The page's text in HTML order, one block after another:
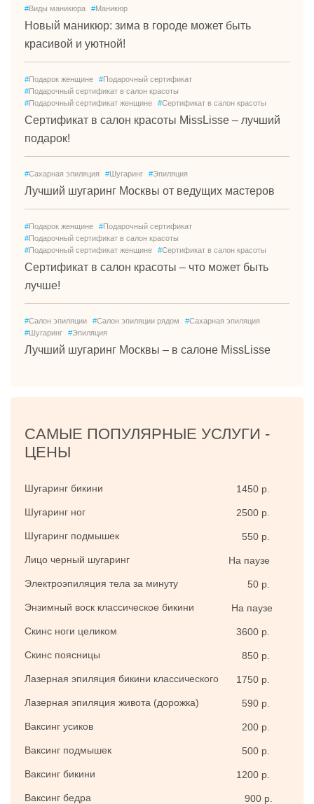
#Виды маникюра #Маникюр
Новый маникюр: зима в городе может быть
красивой и уютной!
#Подарок женщине #Подарочный сертификат
#Подарочный сертификат в салон красоты
#Подарочный сертификат женщине #Сертификат в салон красоты
Сертификат в салон красоты MissLisse – лучший
подарок!
#Сахарная эпиляция #Шугаринг #Эпиляция
Лучший шугаринг Москвы от ведущих мастеров
#Подарок женщине #Подарочный сертификат
#Подарочный сертификат в салон красоты
#Подарочный сертификат женщине #Сертификат в салон красоты
Сертификат в салон красоты – что может быть
лучше!
#Салон эпиляции #Салон эпиляции рядом #Сахарная эпиляция
#Шугаринг #Эпиляция
Лучший шугаринг Москвы – в салоне MissLisse
САМЫЕ ПОПУЛЯРНЫЕ УСЛУГИ -
ЦЕНЫ
Шугаринг бикини 1450 р.
Шугаринг ног 2500 р.
Шугаринг подмышек 550 р.
Лицо черный шугаринг На паузе
Электроэпиляция тела за минуту 50 р.
Энзимный воск классическое бикини На паузе
Скинс ноги целиком 3600 р.
Скинс поясницы 850 р.
Лазерная эпиляция бикини классического 1750 р.
Лазерная эпиляция живота (дорожка) 590 р.
Ваксинг усиков 200 р.
Ваксинг подмышек 500 р.
Ваксинг бикини 1200 р.
Ваксинг бедра 900 р.